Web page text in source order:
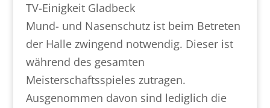
TV-Einigkeit Gladbeck
Mund- und Nasenschutz ist beim Betreten
der Halle zwingend notwendig. Dieser ist
während des gesamten
Meisterschaftsspieles zutragen.
Ausgenommen davon sind lediglich die